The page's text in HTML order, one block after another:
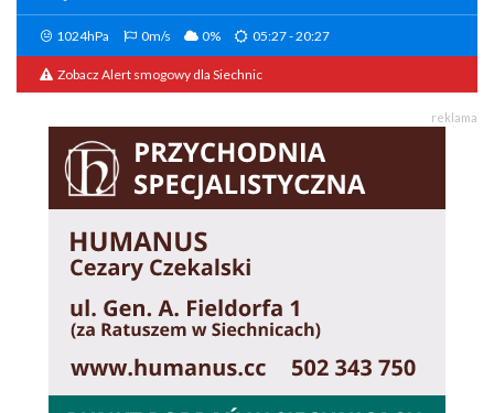
1024hPa 0m/s 0% 05:27 - 20:27
Zobacz Alert smogowy dla Siechnic
reklama